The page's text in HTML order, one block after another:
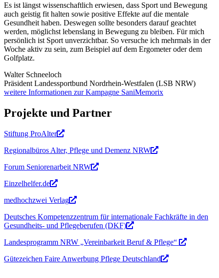
Es ist längst wissenschaftlich erwiesen, dass Sport und Bewegung
auch geistig fit halten sowie positive Effekte auf die mentale
Gesundheit haben. Deswegen sollte besonders darauf geachtet
werden, möglichst lebenslang in Bewegung zu bleiben. Für mich
persönlich ist Sport unverzichtbar. So versuche ich mehrmals in der
Woche aktiv zu sein, zum Beispiel auf dem Ergometer oder dem
Golfplatz.
Walter Schneeloch
Präsident Landessportbund Nordrhein-Westfalen (LSB NRW)
weitere Informationen zur Kampagne SaniMemorix
Projekte und Partner
Stiftung ProAlter
Regionalbüros Alter, Pflege und Demenz NRW
Forum Seniorenarbeit NRW
Einzelhelfer.de
medhochzwei Verlag
Deutsches Kompetenzzentrum für internationale Fachkräfte in den
Gesundheits- und Pflegeberufen (DKF)
Landesprogramm NRW „Vereinbarkeit Beruf & Pflege“
Gütezeichen Faire Anwerbung Pflege Deutschland